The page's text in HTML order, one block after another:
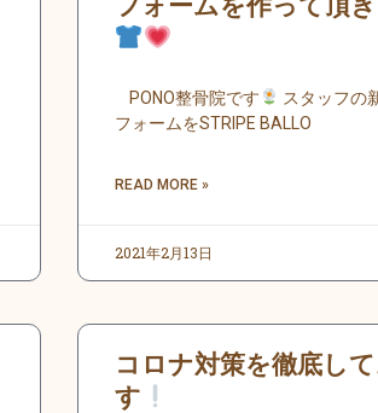
フォームを作って頂
PONO整骨院です
スタッフの
フォームをSTRIPE BALLO
READ MORE »
2021年2月13日
コロナ対策を徹底し
す